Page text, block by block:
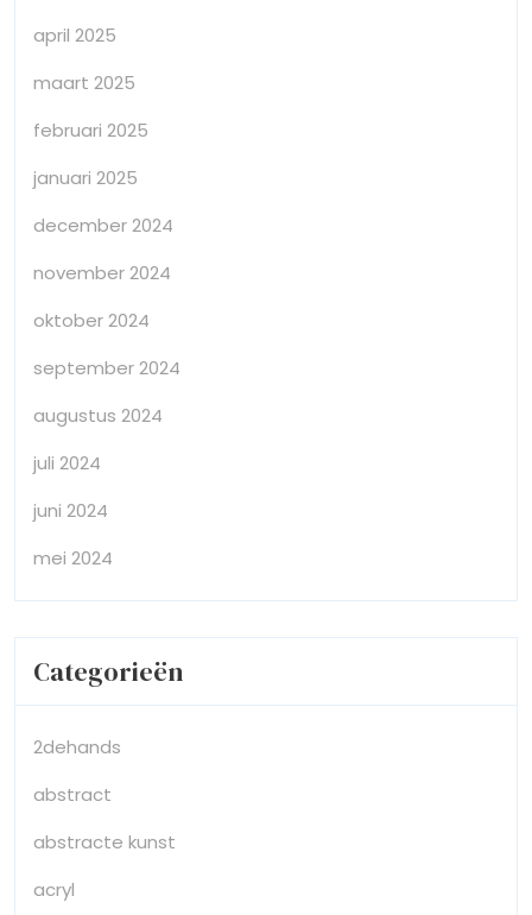
april 2025
maart 2025
februari 2025
januari 2025
december 2024
november 2024
oktober 2024
september 2024
augustus 2024
juli 2024
juni 2024
mei 2024
Categorieën
2dehands
abstract
abstracte kunst
acryl